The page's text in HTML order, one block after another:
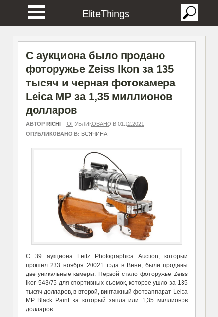
EliteThings
С аукциона было продано
фоторужье Zeiss Ikon за 135
тысяч и черная фотокамера
Leica MP за 1,35 миллионов
долларов
АВТОР RICHI– ОПУБЛИКОВАНО В 01.12.2021
ОПУБЛИКОВАНО В: ВСЯЧИНА
С 39 аукциона Leitz Photographica Auction, который
прошел 233 ноября 20021 года в Вене, были проданы
две уникальные камеры. Первой стало фоторужье Zeiss
Ikon 543/75 для спортивных съемок, которое ушло за 135
тысяч долларов, в второй, винтажный фотоаппарат Leica
MP Black Paint за который заплатили 1,35 миллионов
долларов.